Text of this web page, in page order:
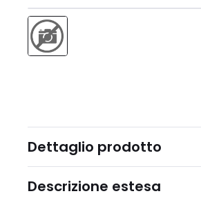
Dettaglio prodotto
Descrizione estesa